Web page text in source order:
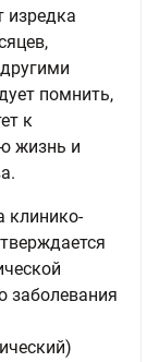
изредка
помнить,
к
жизнь и
клинико-
заболевания